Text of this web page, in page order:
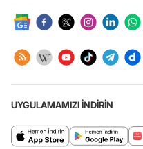
UYGULAMAMIZI İNDİRİN